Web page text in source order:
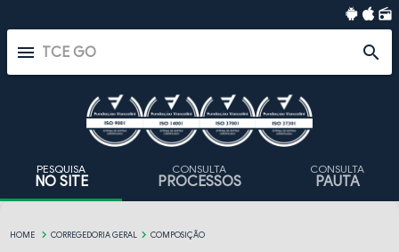
radio
menu search
PESQUISA
NO SITE
CONSULTA
PROCESSOS
CONSULTA
PAUTA
HOME CORREGEDORIA GERAL COMPOSIÇÃO